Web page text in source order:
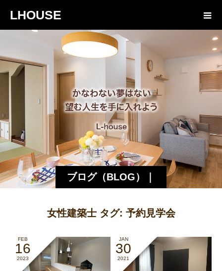
LHOUSE
ブログ（BLOG）｜
エルハウス
女性建築士 タグ: 予約見学会
FEB
16
2023
JAN
30
2021